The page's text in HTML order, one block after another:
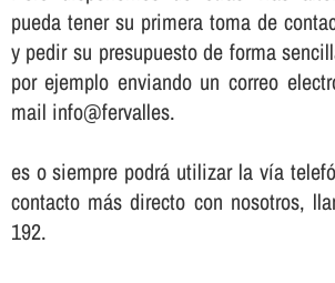
pueda tener su primera toma de
y pedir su presupuesto de forma
por ejemplo enviando un correo
mail info@fervalles.
es o siempre podrá utilizar la ví­a
contacto más directo con nosotros,
192.